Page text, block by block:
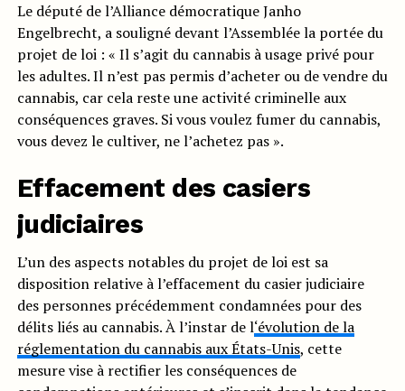
Le député de l’Alliance démocratique Janho
Engelbrecht, a souligné devant l’Assemblée la portée du
projet de loi : « Il s’agit du cannabis à usage privé pour
les adultes. Il n’est pas permis d’acheter ou de vendre du
cannabis, car cela reste une activité criminelle aux
conséquences graves. Si vous voulez fumer du cannabis,
vous devez le cultiver, ne l’achetez pas ».
Effacement des casiers
judiciaires
L’un des aspects notables du projet de loi est sa
disposition relative à l’effacement du casier judiciaire
des personnes précédemment condamnées pour des
délits liés au cannabis. À l’instar de l‘évolution de la
réglementation du cannabis aux États-Unis, cette
mesure vise à rectifier les conséquences de